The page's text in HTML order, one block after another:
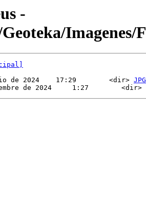
-
Imagenes/
de 2024    17:29        <dir> JPG
de 2024     1:27        <dir>